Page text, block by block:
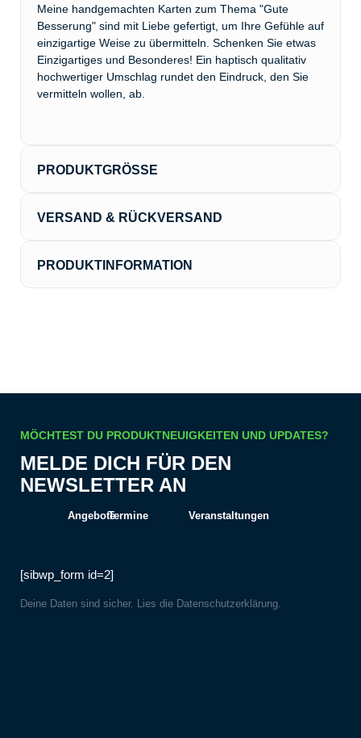
Meine handgemachten Karten zum Thema "Gute
Besserung" sind mit Liebe gefertigt, um Ihre Gefühle auf
einzigartige Weise zu übermitteln. Schenken Sie etwas
Einzigartiges und Besonderes! Ein haptisch qualitativ
hochwertiger Umschlag rundet den Eindruck, den Sie
vermitteln wollen, ab.
PRODUKTGRÖSSE
Breite:17.4cm
VERSAND & RÜCKVERSAND
Werktagen über DHL. Ab einem Warenwert von 80€ ist
PRODUKTINFORMATION
MÖCHTEST DU PRODUKTNEUIGKEITEN UND UPDATES?
MELDE DICH FÜR DEN
NEWSLETTER AN
AngeboteTermine Veranstaltungen
[sibwp_form id=2]
Deine Daten sind sicher. Lies die Datenschutzerklärung.